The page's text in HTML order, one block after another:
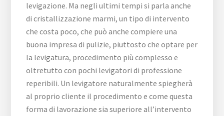
levigazione. Ma negli ultimi tempi si parla anche
di cristallizzazione marmi, un tipo di intervento
che costa poco, che può anche compiere una
buona impresa di pulizie, piuttosto che optare per
la levigatura, procedimento più complesso e
oltretutto con pochi levigatori di professione
reperibili. Un levigatore naturalmente spiegherà
al proprio cliente il procedimento e come questa
forma di lavorazione sia superiore all’intervento